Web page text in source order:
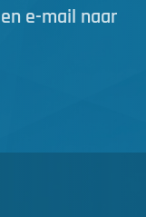
e-mail naar